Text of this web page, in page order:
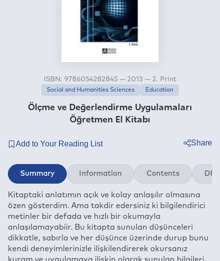
Ölçme ve Değerlendirme Uygulamaları
Öğretmen El Kitabı
ISBN: 9786054282845 — 2013 — 2. Print
Social and Humanities Sciences Education
Share
Twitter
Facebook
Linkedin
Whatsapp
E-mail
Summary Information Contents
Kitaptaki anlatımın açık ve kolay anlaşılır olmasına
özen gösterdim. Ama takdir edersiniz ki bilgilendirici
metinler bir defada ve hızlı bir okumayla
anlaşılamayabiir. Bu kitapta sunulan düşünceleri
dikkatle, sabırla ve her düşünce üzerinde durup bunu
kendi deneyimlerinizle ilişkilendirerek okursanız
kuram ve uygulamaya ilişkin olarak sunulan bilgileri